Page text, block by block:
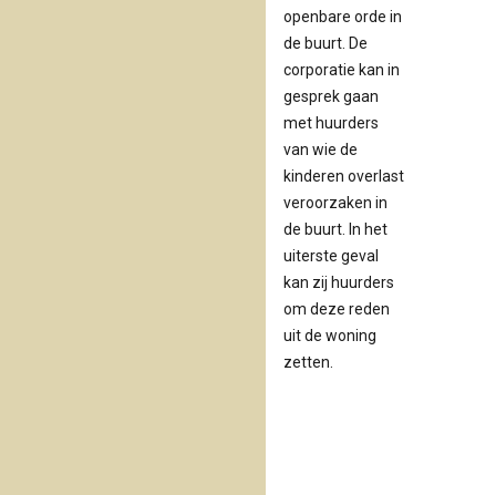
openbare orde in
de buurt. De
corporatie kan in
gesprek gaan
met huurders
van wie de
kinderen overlast
veroorzaken in
de buurt. In het
uiterste geval
kan zij huurders
om deze reden
uit de woning
zetten.